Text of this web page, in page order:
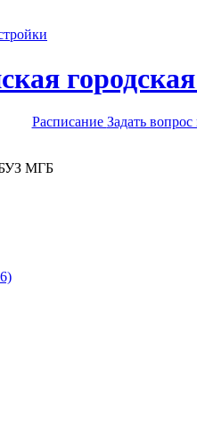
Расписание Задать
МГБ